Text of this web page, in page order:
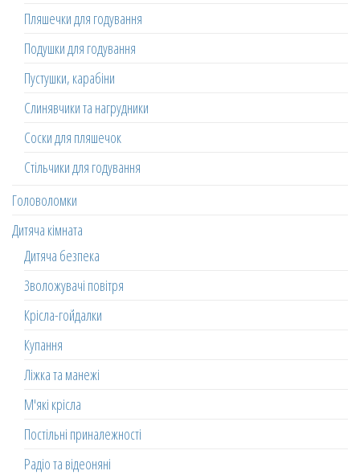
Пляшечки для годування
Подушки для годування
Пустушки, карабіни
Слинявчики та нагрудники
Соски для пляшечок
Стільчики для годування
Головоломки
Дитяча кімната
Дитяча безпека
Зволожувачі повітря
Крісла-гойдалки
Купання
Ліжка та манежі
М'які крісла
Постільні приналежності
Радіо та відеоняні